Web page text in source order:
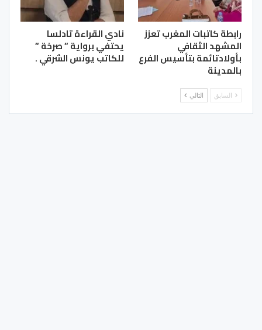
رابطة كاتبات المغرب تعزز
المشهد الثقافي
بأولادتائمة بتأسيس الفرع
بالمدينة
نادي القراءة تادلسا
يحتفي برواية ” صرخة ”
للكاتب يونس الشرقي .
السابق التالي